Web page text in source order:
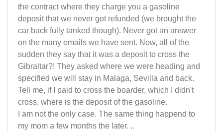
the contract where they charge you a gasoline
deposit that we never got refunded (we brought the
car back fully tanked though). Never got an answer
on the many emails we have sent. Now, all of the
sudden they say that it was a deposit to cross the
Gibraltar?! They asked where we were heading and
specified we will stay in Malaga, Sevilla and back.
Tell me, if I paid to cross the boarder, which I didn't
cross, where is the deposit of the gasoline.
I am not the only case. The same thing happend to
my mom a few months the later. ..